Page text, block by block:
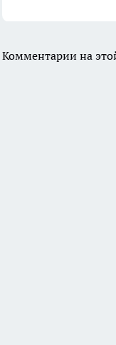
Комментарии на